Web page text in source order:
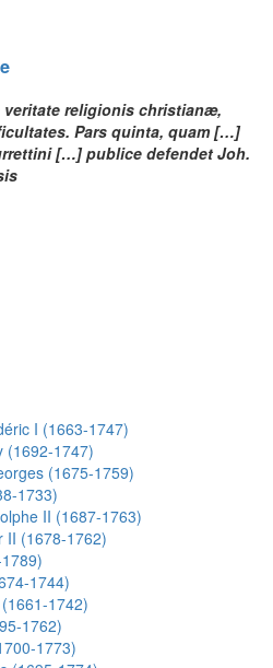
religionis christianæ,
Pars quinta, quam […]
[…] publice defendet Joh.
I (1663-1747)
(1692-1747)
(1675-1759)
1733)
II (1687-1763)
II (1678-1762)
1744)
1742)
1762)
1773)